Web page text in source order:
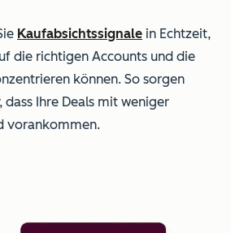
Kaufabsichtssignale in Echtzeit,
die richtigen Accounts und die
können. So sorgen
dass Ihre Deals mit weniger
vorankommen.